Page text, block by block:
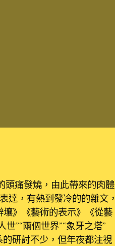
頭痛發燒，由此帶來的肉體
達，有熱到發冷的的雜文，
》《藝術的表示》《從藝
”“兩個世界”“象牙之塔”
研討不少，但年夜都注視